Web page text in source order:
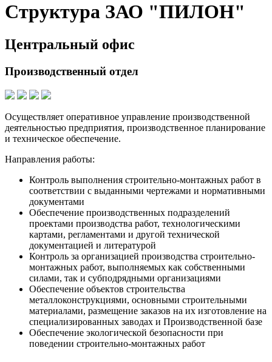
Структура ЗАО "ПИЛОН"
Центральный офис
Производственный отдел
Осуществляет оперативное управление производственной
деятельностью предприятия, производственное планирование
и техническое обеспечение.
Направления работы:
Контроль выполнения строительно-монтажных работ в
соответствии с выданными чертежами и нормативными
документами
Обеспечение производственных подразделений
проектами производства работ, технологическими
картами, регламентами и другой технической
документацией и литературой
Контроль за организацией производства строительно-
монтажных работ, выполняемых как собственными
силами, так и субподрядными организациями
Обеспечение объектов строительства
металлоконструкциями, основными строительными
материалами, размещение заказов на их изготовление на
специализированных заводах и Производственной базе
Обеспечение экологической безопасности при
поведении строительно-монтажных работ